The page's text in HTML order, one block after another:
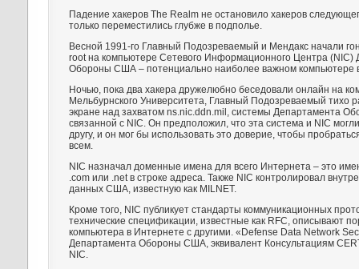
Падение хакеров The Realm не остановило хакеров
только переместились глубже в подполье.
Весной 1991-го Главный Подозреваемый и Мендакс начали
root на компьютере Сетевого Информационного Центра (NIC)
Обороны США – потенциально наиболее важном компьютере
Ночью, пока два хакера дружелюбно беседовали онлайн на
Мельбурнского Университета, Главный Подозреваемый тихо
экране над захватом ns.nic.ddn.mil, системы Департамента
связанной с NIC. Он предположил, что эта система и NIC
другу, и он мог бы использовать это доверие, чтобы
всем.
NIC назначал доменные имена для всего Интернета – это
.com или .net в строке адреса. Также NIC контролировал
данных США, известную как MILNET.
Кроме того, NIC публикует стандарты коммуникационных
технические спецификации, известные как RFC, описывают
компьютера в Интернете с другими. «Defense Data Network
Департамента Обороны США, эквивалент Консультациям
NIC.